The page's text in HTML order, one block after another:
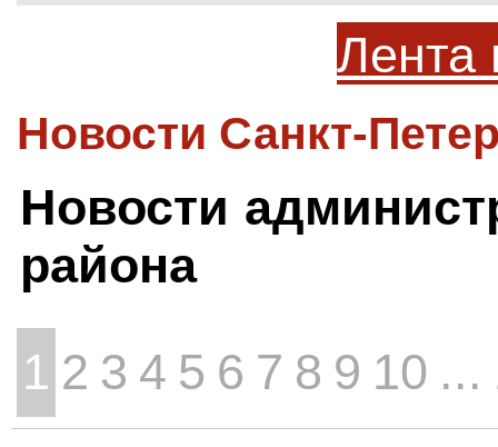
Лента
Новости Санкт-
Новости
района
1 2 3 4 5 6 7 8 9 10 ...